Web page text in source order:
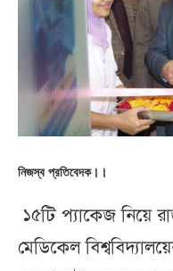
নিজস্ব প্রতিবেদক।।
১৫টি প্যাকেজ নিয়ে
মেডিকেল